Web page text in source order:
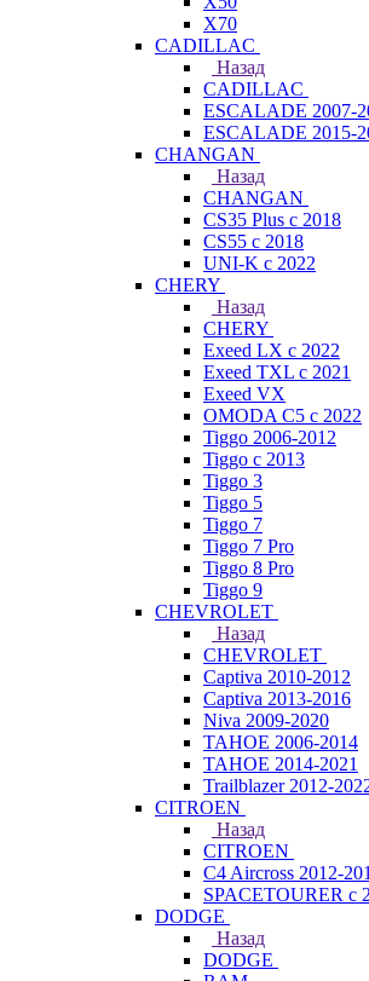
X70
CADILLAC
Назад
CADILLAC
ESCALADE 2007-
ESCALADE 2015-
CHANGAN
Назад
CHANGAN
CS35 Plus с 2018
CS55 с 2018
UNI-K с 2022
CHERY
Назад
CHERY
Exeed LX с 2022
Exeed TXL с 2021
Exeed VX
OMODA C5 с 2022
Tiggo 2006-2012
Tiggo с 2013
Tiggo 3
Tiggo 5
Tiggo 7
Tiggo 7 Pro
Tiggo 8 Pro
Tiggo 9
CHEVROLET
Назад
CHEVROLET
Captiva 2010-2012
Captiva 2013-2016
Niva 2009-2020
TAHOE 2006-2014
TAHOE 2014-2021
Trailblazer 2012-
CITROEN
Назад
CITROEN
C4 Aircross 2012-
SPACETOURER с
DODGE
Назад
DODGE